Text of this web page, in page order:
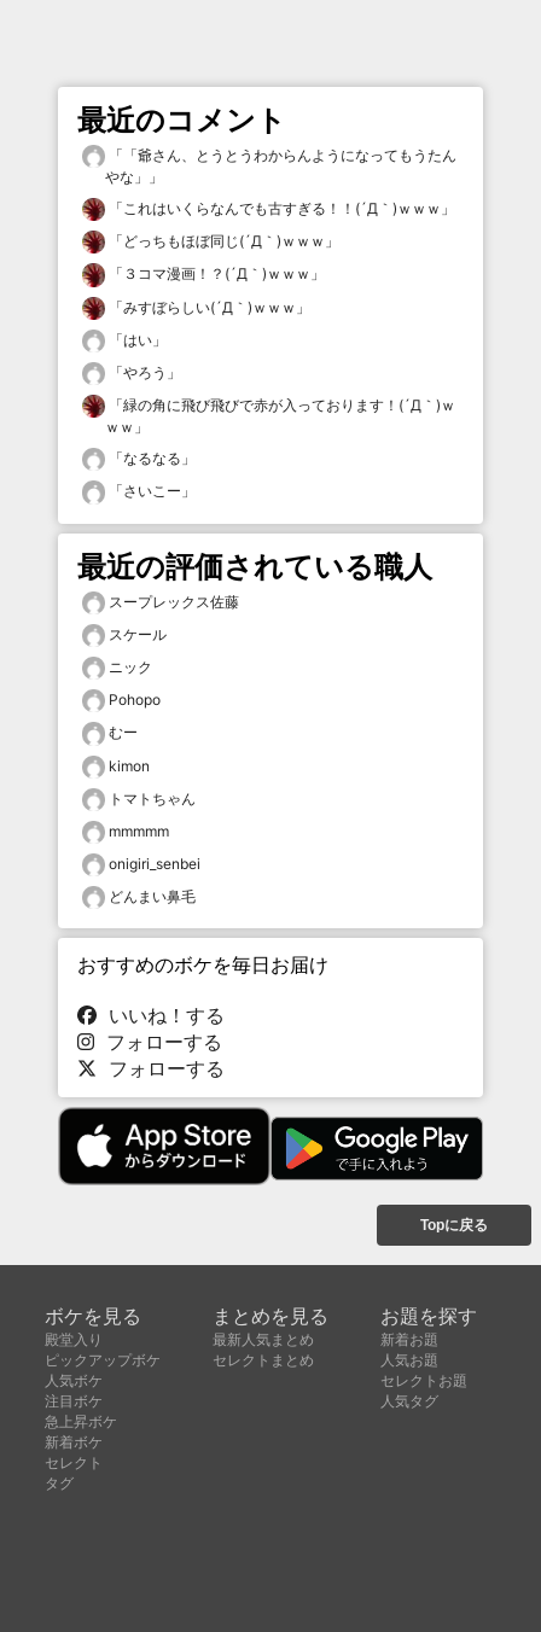
最近のコメント
「 「爺さん、とうとうわからんようになってもうたん
やな」
」
「これはいくらなんでも古すぎる！！(´Д｀)ｗｗｗ 」
「 どっちもほぼ同じ(´Д｀)ｗｗｗ 」
「 ３コマ漫画！？(´Д｀)ｗｗｗ 」
「みすぼらしい(´Д｀)ｗｗｗ 」
「はい 」
「やろう 」
「緑の角に飛び飛びで赤が入っております！(´Д｀)ｗ
ｗｗ 」
「なるなる 」
「さいこー 」
最近の評価されている職人
スープレックス佐藤
スケール
ニック
Pohopo
むー
kimon
トマトちゃん
mmmmm
onigiri_senbei
どんまい鼻毛
おすすめのボケを毎日お届け
いいね！する
フォローする
フォローする
Topに戻る
ボケを見る
殿堂入り
ピックアップボケ
人気ボケ
注目ボケ
急上昇ボケ
新着ボケ
セレクト
タグ
まとめを見る
最新人気まとめ
セレクトまとめ
お題を探す
新着お題
人気お題
セレクトお題
人気タグ